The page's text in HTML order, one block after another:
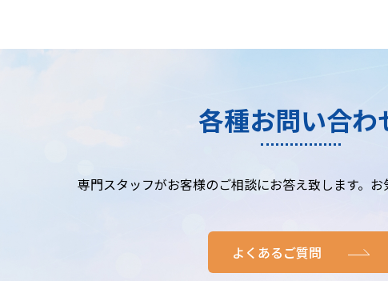
各種お問い合わ
専門スタッフがお客様のご相談にお答え致します。お
よくあるご質問